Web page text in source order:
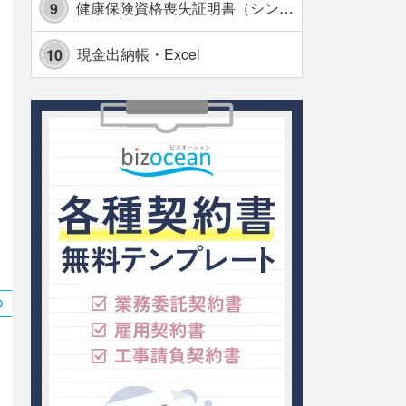
9 健康保険資格喪失証明書（シンプル表形式版）・Excel【見本付き】
10 現金出納帳・Excel